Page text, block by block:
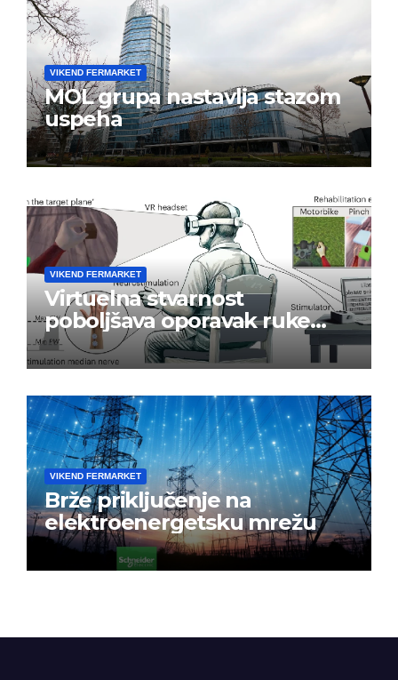
VIKEND FERMARKET
MOL grupa nastavlja stazom
uspeha
VIKEND FERMARKET
Virtuelna stvarnost
poboljšava oporavak ruke
nakon moždanog udara
VIKEND FERMARKET
Brže priključenje na
elektroenergetsku mrežu